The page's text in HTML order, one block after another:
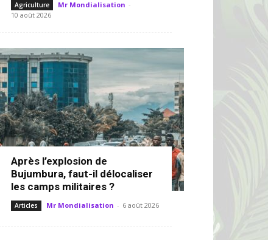
Agriculture Mr Mondialisation -
10 août 2026
Après l’explosion de
Bujumbura, faut-il délocaliser
les camps militaires ?
Articles Mr Mondialisation - 6 août 2026